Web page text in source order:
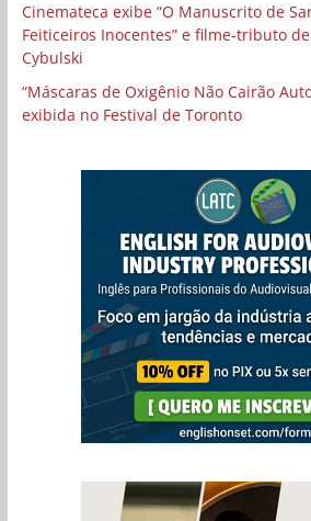
Cinemateca exibe “O Manuscrito de
Feiticeiros Inocentes” e filme-tributo
Cybulski
“Máscaras de Oxigênio Não Cairão
exibida no Festival de Toronto